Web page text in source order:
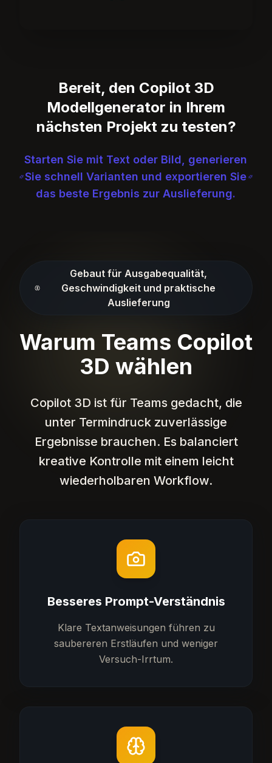
Bereit, den Copilot 3D
Modellgenerator in Ihrem
nächsten Projekt zu testen?
Starten Sie mit Text oder Bild, generieren
Sie schnell Varianten und exportieren Sie
das beste Ergebnis zur Auslieferung.
Gebaut für Ausgabequalität,
Geschwindigkeit und praktische
Auslieferung
Warum Teams Copilot
3D wählen
Copilot 3D ist für Teams gedacht, die
unter Termindruck zuverlässige
Ergebnisse brauchen. Es balanciert
kreative Kontrolle mit einem leicht
wiederholbaren Workflow.
Besseres Prompt-Verständnis
Klare Textanweisungen führen zu
saubereren Erstläufen und weniger
Versuch-Irrtum.